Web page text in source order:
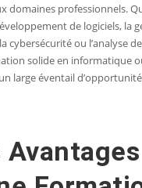
domaines professionnels.
de logiciels, la
cybersécurité ou l’analyse
solide en informatique
large éventail
Avantages